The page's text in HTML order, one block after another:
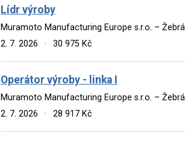
Lídr výroby
Muramoto Manufacturing Europe s.r.o. –
2. 7. 2026
· 30 975 Kč
Operátor výroby - linka I
Muramoto Manufacturing Europe s.r.o. –
2. 7. 2026
· 28 917 Kč